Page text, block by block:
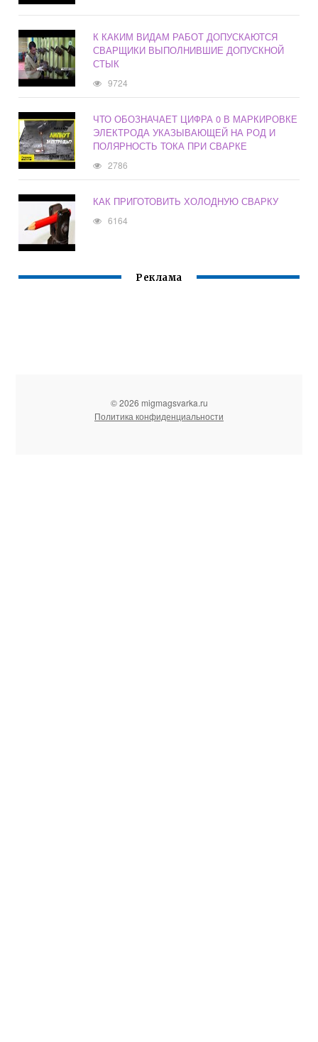
К КАКИМ ВИДАМ РАБОТ ДОПУСКАЮТСЯ
СВАРЩИКИ ВЫПОЛНИВШИЕ ДОПУСКНОЙ
СТЫК
9724
ЧТО ОБОЗНАЧАЕТ ЦИФРА 0 В МАРКИРОВКЕ
ЭЛЕКТРОДА УКАЗЫВАЮЩЕЙ НА РОД И
ПОЛЯРНОСТЬ ТОКА ПРИ СВАРКЕ
2786
КАК ПРИГОТОВИТЬ ХОЛОДНУЮ СВАРКУ
6164
Реклама
© 2026 migmagsvarka.ru
Политика конфиденциальности